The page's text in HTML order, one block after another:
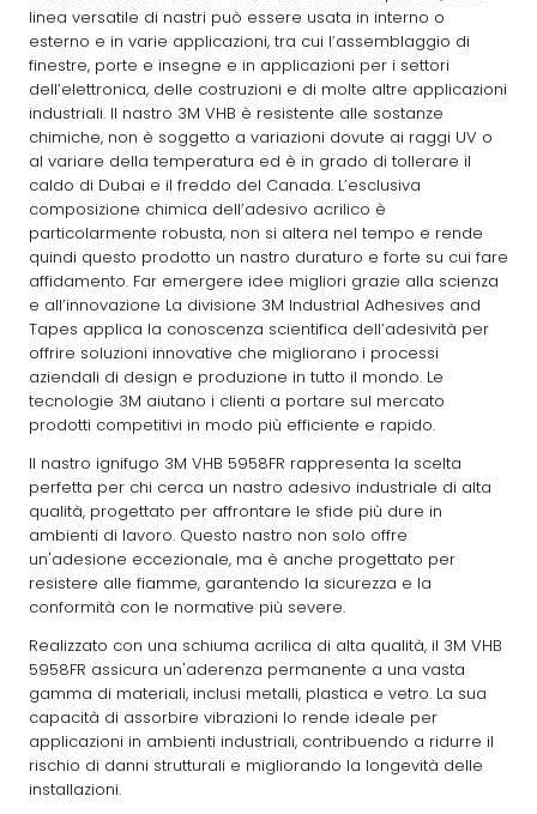
linea versatile di nastri può essere usata in interno o
esterno e in varie applicazioni, tra cui l’assemblaggio di
finestre, porte e insegne e in applicazioni per i settori
dell’elettronica, delle costruzioni e di molte altre applicazioni
industriali. Il nastro 3M VHB è resistente alle sostanze
chimiche, non è soggetto a variazioni dovute ai raggi UV o
al variare della temperatura ed è in grado di tollerare il
caldo di Dubai e il freddo del Canada. L’esclusiva
composizione chimica dell’adesivo acrilico è
particolarmente robusta, non si altera nel tempo e rende
quindi questo prodotto un nastro duraturo e forte su cui fare
affidamento. Far emergere idee migliori grazie alla scienza
e all’innovazione La divisione 3M Industrial Adhesives and
Tapes applica la conoscenza scientifica dell’adesività per
offrire soluzioni innovative che migliorano i processi
aziendali di design e produzione in tutto il mondo. Le
tecnologie 3M aiutano i clienti a portare sul mercato
prodotti competitivi in modo più efficiente e rapido.
Il nastro ignifugo 3M VHB 5958FR rappresenta la scelta
perfetta per chi cerca un nastro adesivo industriale di alta
qualità, progettato per affrontare le sfide più dure in
ambienti di lavoro. Questo nastro non solo offre
un'adesione eccezionale, ma è anche progettato per
resistere alle fiamme, garantendo la sicurezza e la
conformità con le normative più severe.
Realizzato con una schiuma acrilica di alta qualità, il 3M VHB
5958FR assicura un'aderenza permanente a una vasta
gamma di materiali, inclusi metalli, plastica e vetro. La sua
capacità di assorbire vibrazioni lo rende ideale per
applicazioni in ambienti industriali, contribuendo a ridurre il
rischio di danni strutturali e migliorando la longevità delle
installazioni.